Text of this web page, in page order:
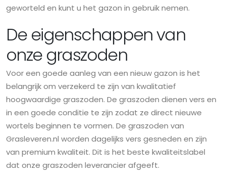
geworteld en kunt u het gazon in gebruik nemen.
De eigenschappen van
onze graszoden
Voor een goede aanleg van een nieuw gazon is het
belangrijk om verzekerd te zijn van kwalitatief
hoogwaardige graszoden. De graszoden dienen vers en
in een goede conditie te zijn zodat ze direct nieuwe
wortels beginnen te vormen. De graszoden van
Grasleveren.nl worden dagelijks vers gesneden en zijn
van premium kwaliteit. Dit is het beste kwaliteitslabel
dat onze graszoden leverancier afgeeft.